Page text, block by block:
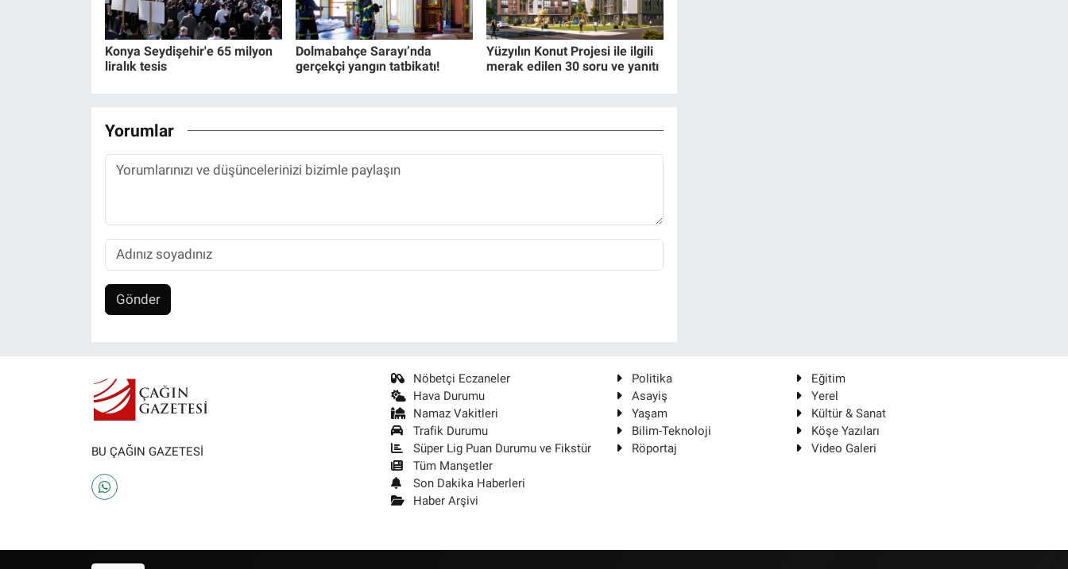
Konya Seydişehir'e 65 milyon
liralık tesis
Dolmabahçe Sarayı’nda
gerçekçi yangın tatbikatı!
Yüzyılın Konut Projesi ile ilgili
merak edilen 30 soru ve yanıtı
Yorumlar
Gönder
BU ÇAĞIN GAZETESİ
Nöbetçi Eczaneler
Hava Durumu
Namaz Vakitleri
Trafik Durumu
Süper Lig Puan Durumu ve Fikstür
Tüm Manşetler
Son Dakika Haberleri
Haber Arşivi
Politika
Eğitim
Asayiş
Yerel
Yaşam
Kültür & Sanat
Bilim-Teknoloji
Köşe Yazıları
Röportaj
Video Galeri